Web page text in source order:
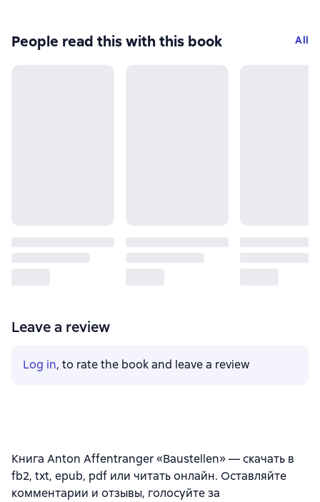
People read this with this book All
Leave a review
Log in, to rate the book and leave a review
Книга Anton Affentranger «Baustellen» — скачать в
fb2, txt, epub, pdf или читать онлайн. Оставляйте
комментарии и отзывы, голосуйте за